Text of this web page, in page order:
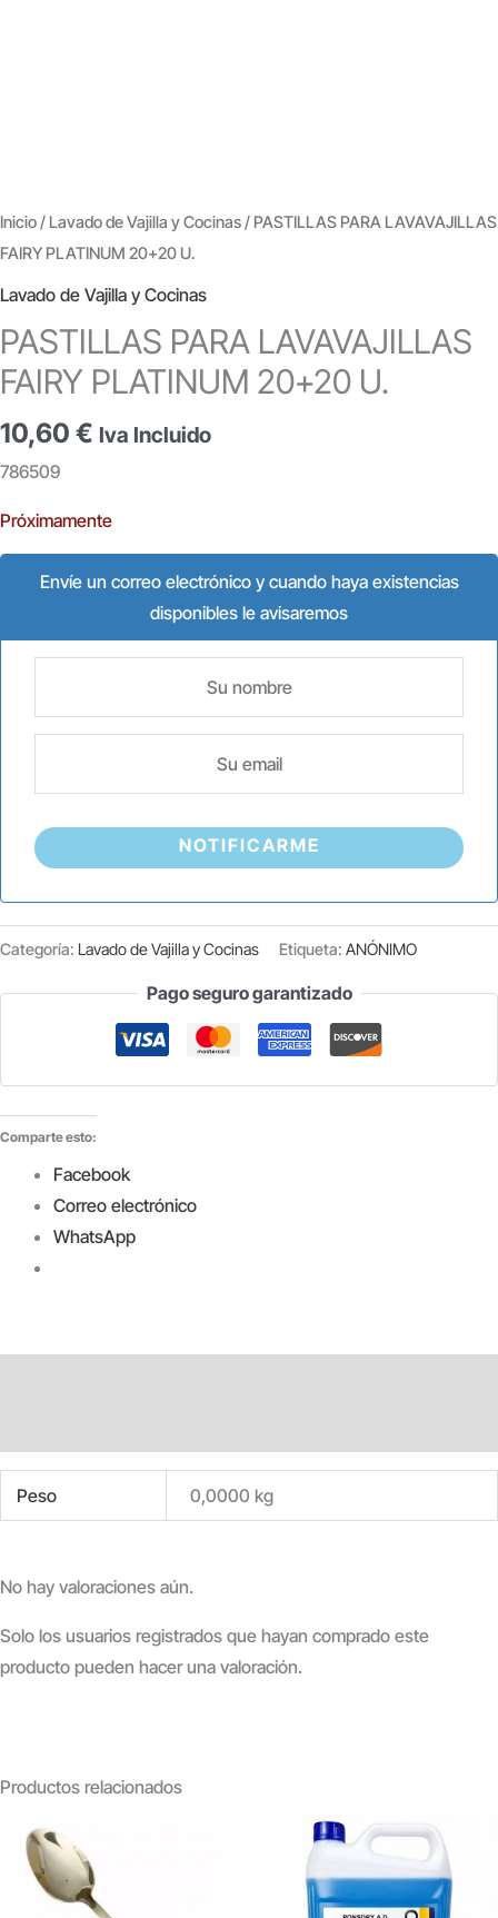
Inicio/ Lavado de Vajilla y Cocinas/ PASTILLAS PARA LAVAVAJILLAS
FAIRY PLATINUM 20+20 U.
Lavado de Vajilla y Cocinas
PASTILLAS PARA LAVAVAJILLAS
FAIRY PLATINUM 20+20 U.
10,60 € Iva Incluido
786509
Próximamente
Envíe un correo electrónico y cuando haya existencias
disponibles le avisaremos
NOTIFICARME
Categoría: Lavado de Vajilla y Cocinas Etiqueta: ANÓNIMO
Pago seguro garantizado
Comparte esto:
Facebook
Correo electrónico
WhatsApp
Peso 0,0000 kg
No hay valoraciones aún.
Solo los usuarios registrados que hayan comprado este
producto pueden hacer una valoración.
Productos relacionados